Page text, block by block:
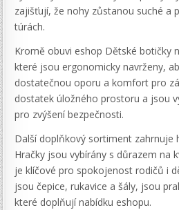
zajišťují, že nohy zůstanou suché a
túrách.
Kromě obuvi eshop Dětské botičky
které jsou ergonomicky navrženy,
dostatečnou oporu a komfort pro
dostatek úložného prostoru a jsou
pro zvýšení bezpečnosti.
Další doplňkový sortiment zahrnuje
Hračky jsou vybírány s důrazem na
je klíčové pro spokojenost rodičů i
jsou čepice, rukavice a šály, jsou
které doplňují nabídku eshopu.